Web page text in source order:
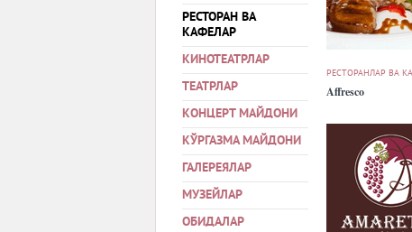
РЕСТОРАН ВА
КАФЕЛАР
КИНОТЕАТРЛАР
ТЕАТРЛАР
КОНЦЕРТ МАЙДОНИ
КЎРГАЗМА МАЙДОНИ
ГАЛЕРЕЯЛАР
МУЗЕЙЛАР
ОБИДАЛАР
РЕСТОРАНЛАР ВА
Affresco